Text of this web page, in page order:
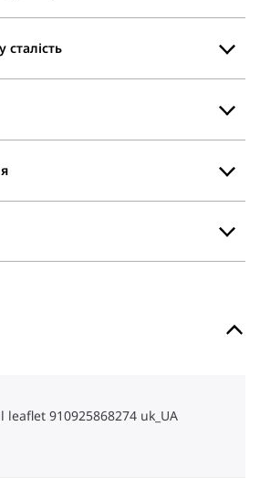
сталість
leaflet 910925868274 uk_UA